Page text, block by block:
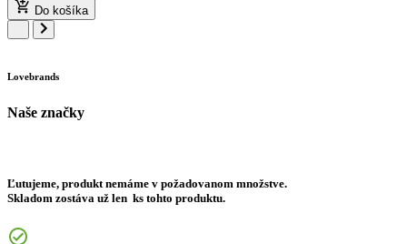
Do košíka
Lovebrands
Naše značky
Ľutujeme, produkt nemáme v požadovanom množstve.
Skladom zostáva už len ks tohto produktu.